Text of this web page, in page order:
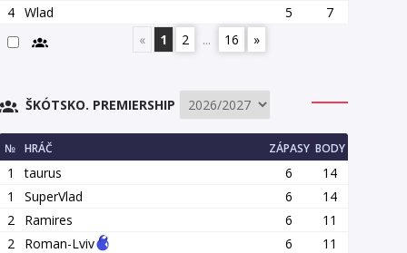
4 Wlad 5
7
«
1 2 ... 16 »
ŠKÓTSKO. PREMIERSHIP
№ HRÁČ ZÁPASY BODY
1 taurus 6
14
1
SuperVlad 6
14
2
Ramires 6
11
2
Roman-Lviv 6
11